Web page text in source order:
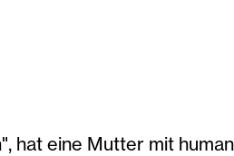
hat eine Mutter mit